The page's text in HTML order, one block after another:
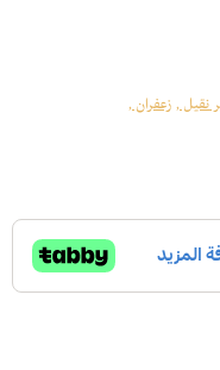
نقيل ,زعفران ,